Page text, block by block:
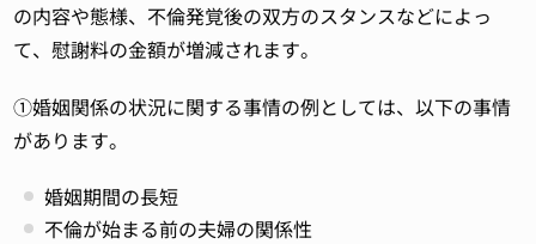
の内容や態様、不倫発覚後の双方のスタンスなどによっ
て、慰謝料の金額が増減されます。
①婚姻関係の状況に関する事情の例としては、以下の事情
があります。
婚姻期間の長短
不倫が始まる前の夫婦の関係性